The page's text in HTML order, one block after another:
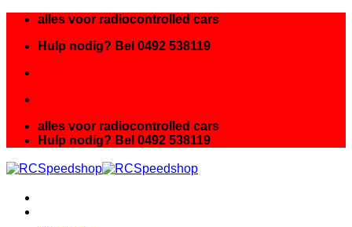
inhoud
alles voor radiocontrolled cars
Hulp nodig? Bel 0492 538119
alles voor radiocontrolled cars
Hulp nodig? Bel 0492 538119